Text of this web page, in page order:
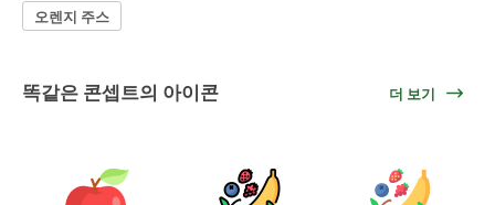
오렌지 주스
똑같은 콘셉트의 아이콘 더 보기